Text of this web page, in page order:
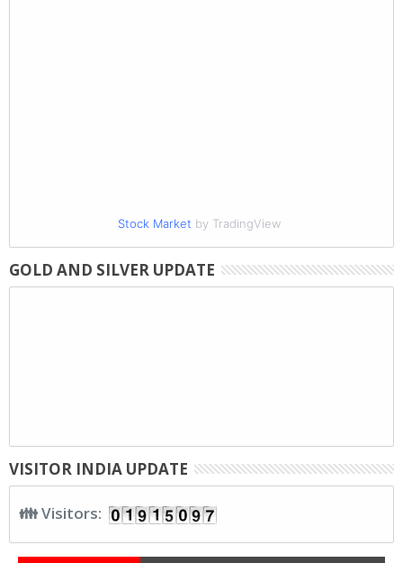
Stock Market by TradingView
GOLD AND SILVER UPDATE
VISITOR INDIA UPDATE
👪 Visitors: